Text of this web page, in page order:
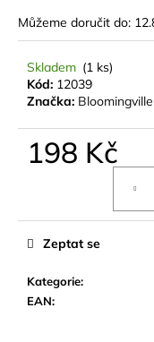
Můžeme doručit do:
Skladem (1 ks)
Kód: 12039
Značka: Bloomingville
198 Kč
Kategorie:
EAN:
Zeptat se
D
p
o
u